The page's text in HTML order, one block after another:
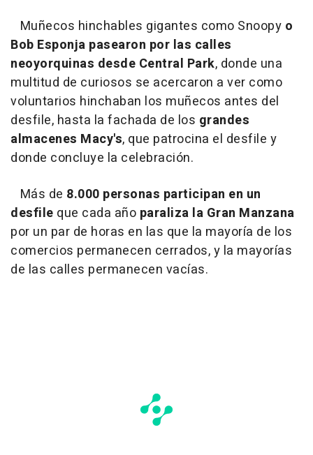
Muñecos hinchables gigantes como Snoopy o
Bob Esponja pasearon por las calles
neoyorquinas desde Central Park, donde una
multitud de curiosos se acercaron a ver como
voluntarios hinchaban los muñecos antes del
desfile, hasta la fachada de los grandes
almacenes Macy's, que patrocina el desfile y
donde concluye la celebración.
Más de 8.000 personas participan en un
desfile que cada año paraliza la Gran Manzana
por un par de horas en las que la mayoría de los
comercios permanecen cerrados, y la mayorías
de las calles permanecen vacías.